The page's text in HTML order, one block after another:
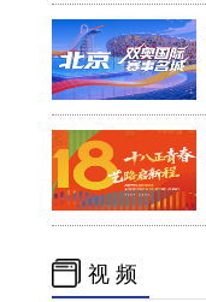
视 频